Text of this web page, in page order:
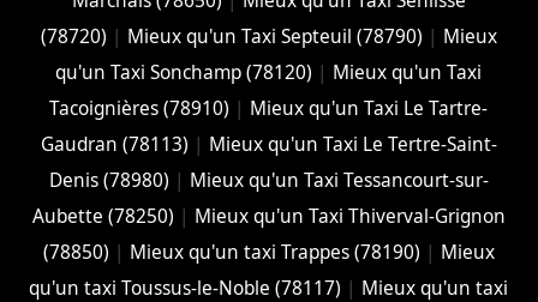
(78720) | Mieux qu'un Taxi Septeuil (78790) | Mieux
qu'un Taxi Sonchamp (78120) | Mieux qu'un Taxi
Tacoignières (78910) | Mieux qu'un Taxi Le Tartre-
Gaudran (78113) | Mieux qu'un Taxi Le Tertre-Saint-
Denis (78980) | Mieux qu'un Taxi Tessancourt-sur-
Aubette (78250) | Mieux qu'un Taxi Thiverval-Grignon
(78850) | Mieux qu'un taxi Trappes (78190) | Mieux
qu'un taxi Toussus-le-Noble (78117) | Mieux qu'un taxi